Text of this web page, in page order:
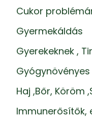
Cukor
Gyermekáldás
Gyerekeknek ,
Haj ,Bőr, Köröm
Immunerősítők,